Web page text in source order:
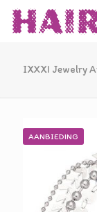
IXXXI Jewelry
AANBIEDING